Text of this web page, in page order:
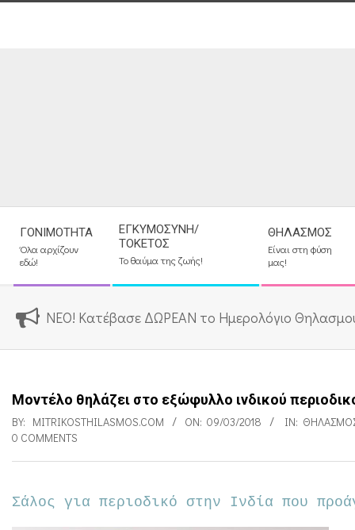
Navigation
Menu
ΓΟΝΙΜΌΤΗΤΑ
Όλα αρχίζουν
εδώ!
ΕΓΚΥΜΟΣΎΝΗ/
ΤΟΚΕΤΌΣ
Το θαύμα της ζωής!
ΘΗΛΑΣΜΌΣ
Είναι στη φύση
μας!
ΝΕΟ! Κατέβασε ΔΩΡΕΑΝ το Ημερολόγιο
Μοντέλο θηλάζει στο εξώφυλλο ινδικού
BY: MITRIKOSTHILASMOS.COM ON: 09/03/2018 IN:
0 COMMENTS
Σάλος για περιοδικό στην Ινδία που